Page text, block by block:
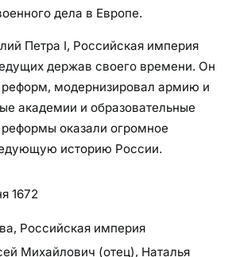
дела в Европе.
Петра I, Российская империя
держав своего времени. Он
модернизировал армию и
академии и образовательные
оказали огромное
историю России.
1672
Российская империя
Михайлович (отец), Наталья